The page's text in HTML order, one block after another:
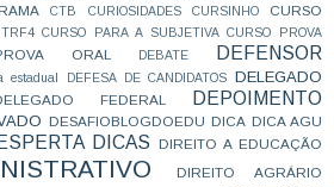
CTB CURIOSIDADES CURSINHO CURSO
CURSO PARA A SUBJETIVA
CURSO PROVA
ORAL DEBATE
DEFENSOR
estadual DEFESA DE CANDIDATOS
DELEGADO
FEDERAL DEPOIMENTO
DESAFIOBLOGDOEDU DICA DICA AGU
DICAS DIREITO A EDUCAÇÃO
DIREITO AGRÁRIO